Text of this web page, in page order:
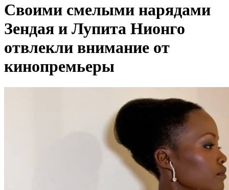
Своими смелыми нарядами
Зендая и Лупита Нионго
отвлекли внимание от
кинопремьеры